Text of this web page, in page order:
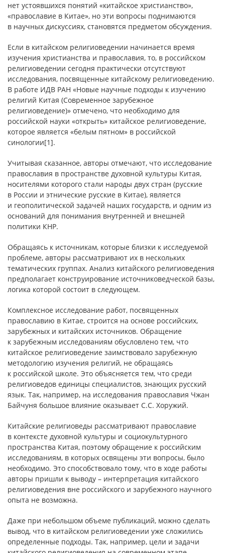
нет устоявшихся понятий «китайское христианство»,
«православие в Китае», но эти вопросы поднимаются
в научных дискуссиях, становятся предметом обсуждения.
Если в китайском религиоведении начинается время
изучения христианства и православия, то, в российском
религиоведении сегодня практически отсутствуют
исследования, посвященные китайскому религиоведению.
В работе ИДВ РАН «Новые научные подходы к изучению
религий Китая (Современное зарубежное
религиоведение)» отмечено, что необходимо для
российской науки «открыть» китайское религиоведение,
которое является «белым пятном» в российской
синологии[1].
Учитывая сказанное, авторы отмечают, что исследование
православия в пространстве духовной культуры Китая,
носителями которого стали народы двух стран (русские
в России и этнические русские в Китае), является
и геополитической задачей наших государств, и одним из
оснований для понимания внутренней и внешней
политики КНР.
Обращаясь к источникам, которые близки к исследуемой
проблеме, авторы рассматривают их в нескольких
тематических группах. Анализ китайского религиоведения
предполагает конструирование источниковедческой базы,
логика которой состоит в следующем.
Комплексное исследование работ, посвященных
православию в Китае, строится на основе российских,
зарубежных и китайских источников. Обращение
к зарубежным исследованиям обусловлено тем, что
китайское религиоведение заимствовало зарубежную
методологию изучения религий, не обращаясь
к российской школе. Это объясняется тем, что среди
религиоведов единицы специалистов, знающих русский
язык. Так, например, на исследования православия Чжан
Байчуня большое влияние оказывает С.С. Хоружий.
Китайские религиоведы рассматривают православие
в контексте духовной культуры и социокультурного
пространства Китая, поэтому обращение к российским
исследованиям, в которых освящены эти вопросы, было
необходимо. Это способствовало тому, что в ходе работы
авторы пришли к выводу – интерпретация китайского
религиоведения вне российского и зарубежного научного
опыта не возможна.
Даже при небольшом объеме публикаций, можно сделать
вывод, что в китайском религиоведении уже сложились
определенные подходы. Так, например, цели и задачи